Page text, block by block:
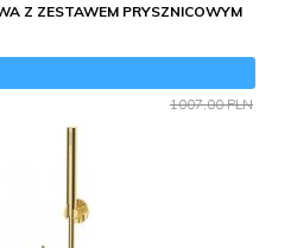
Z ZESTAWEM PRYSZNICOWYM
1007,00 PLN